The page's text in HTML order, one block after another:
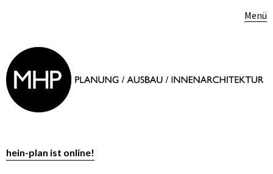
Menü
hein-plan ist online!